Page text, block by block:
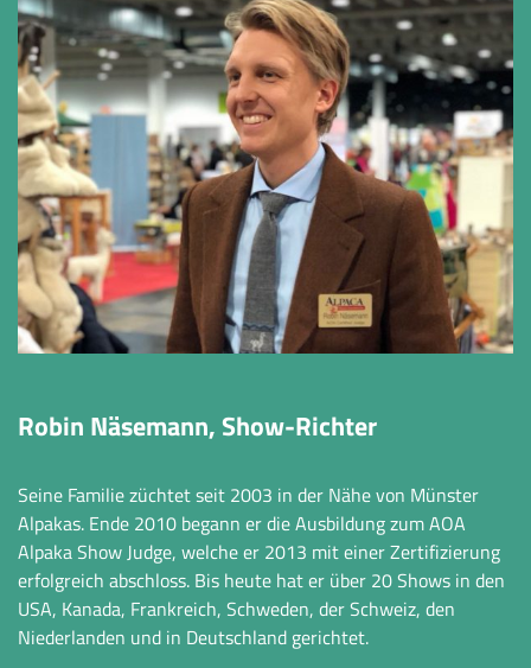
Robin Näsemann, Show-Richter
Seine Familie züchtet seit 2003 in der Nähe von Münster
Alpakas. Ende 2010 begann er die Ausbildung zum AOA
Alpaka Show Judge, welche er 2013 mit einer Zertifizierung
erfolgreich abschloss. Bis heute hat er über 20 Shows in den
USA, Kanada, Frankreich, Schweden, der Schweiz, den
Niederlanden und in Deutschland gerichtet.